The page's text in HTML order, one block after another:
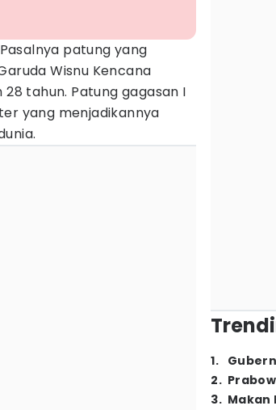
patung yang
Wisnu Kencana
tahun. Patung gagasan I
yang menjadikannya
1.
2.
3. Makan